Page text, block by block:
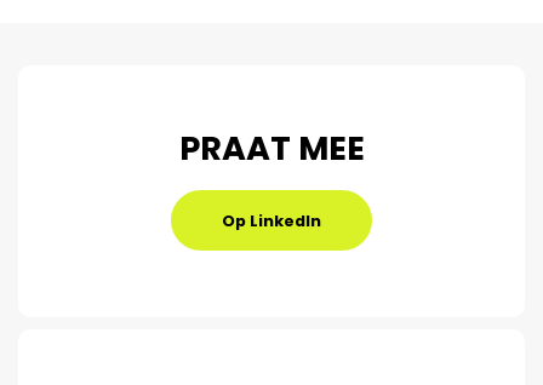
PRAAT MEE
Op LinkedIn